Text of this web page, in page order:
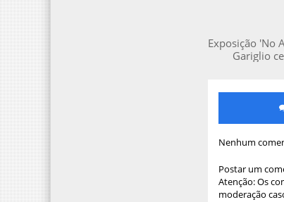
Exposição 'No
Gariglio
Nenhum
Postar um
Atenção: Os
moderação